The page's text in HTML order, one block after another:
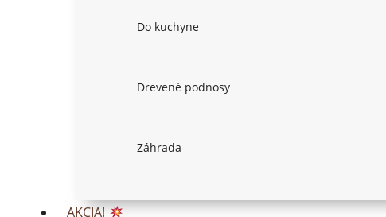
Do kuchyne
Drevené podnosy
Záhrada
AKCIA!